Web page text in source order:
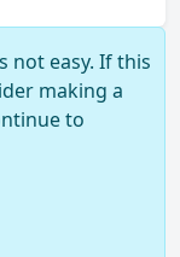
not easy. If this
making a
to